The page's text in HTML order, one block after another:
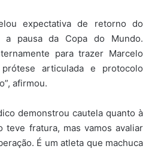
expectativa de retorno do
a pausa da Copa do Mundo.
para trazer Marcelo
articulada e protocolo
afirmou.
demonstrou cautela quanto à
teve fratura, mas vamos avaliar
É um atleta que machuca